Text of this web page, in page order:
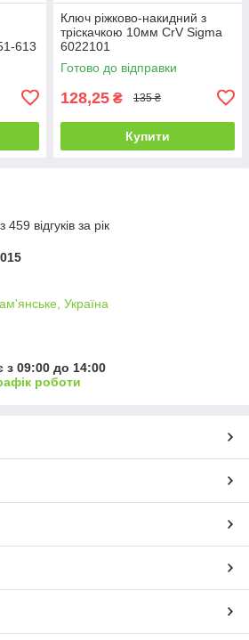
613
Ключ ріжково-накидний з
тріскачкою 10мм CrV Sigma
6022101
Готово до відправки
128,25 ₴ 135 ₴
Купити
відгуків за рік
Україна
з 09:00 до 14:00
роботи